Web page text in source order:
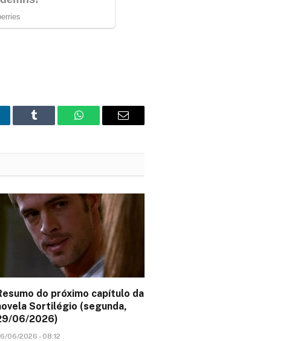
Tumblr WhatsAppEmail
do próximo capítulo da
Sortilégio (segunda,
06/2026)
06/2026 - 08:12